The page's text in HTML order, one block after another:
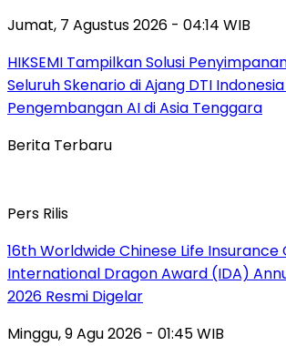
Jumat, 7 Agustus 2026 - 04:14 WIB
HIKSEMI Tampilkan Solusi
Seluruh Skenario di Ajang DTI
Pengembangan AI di Asia Tenggara
Berita Terbaru
Pers Rilis
16th Worldwide Chinese Life Insurance
International Dragon Award (IDA)
2026 Resmi Digelar
Minggu, 9 Agu 2026 - 01:45 WIB